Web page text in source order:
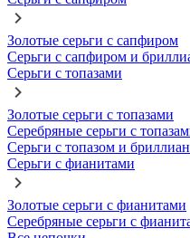
Золотые серьги с сапфиром
Серьги с сапфиром и
Серьги с топазами
Золотые серьги с топазами
Серебряные серьги с
Серьги с топазом и
Серьги с фианитами
Золотые серьги с фианитами
Серебряные серьги с